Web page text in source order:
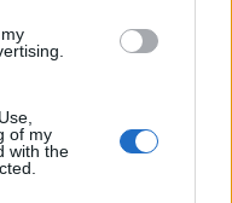
of my
with theés változatos
mutatja be, innovatív